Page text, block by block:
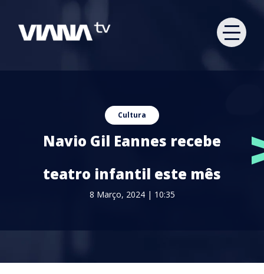
Cultura
Navio Gil Eannes recebe
teatro infantil este mês
8 Março, 2024 | 10:35